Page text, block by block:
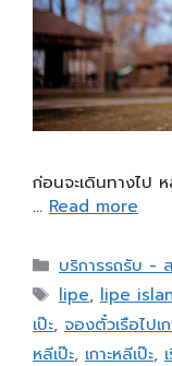
ก่อนจะเดินทางไป
… Read more
บริการรถรับ -
lipe, lipe
เป๊ะ, จองตั๋วเรือไปเก
หลีเป๊ะ, เกาะหลีเป๊ะ,